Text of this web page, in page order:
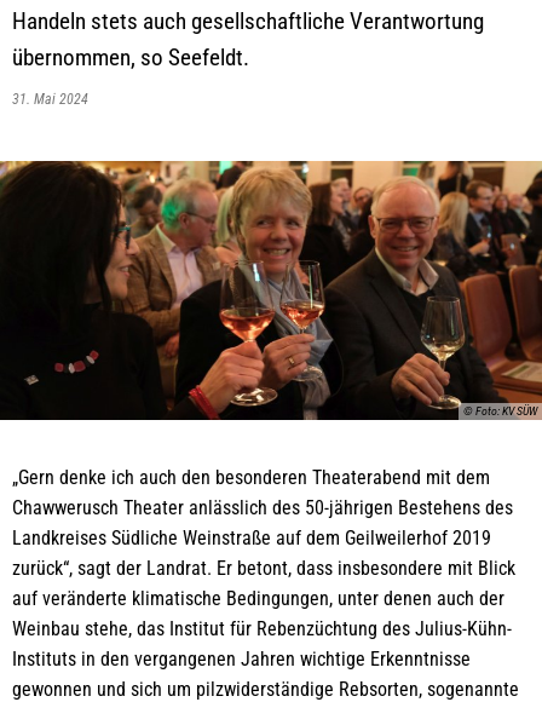
Handeln stets auch gesellschaftliche Verantwortung
übernommen, so Seefeldt.
31. Mai 2024
© Foto: KV SÜW
„Gern denke ich auch den besonderen Theaterabend mit dem
Chawwerusch Theater anlässlich des 50-jährigen Bestehens des
Landkreises Südliche Weinstraße auf dem Geilweilerhof 2019
zurück“, sagt der Landrat. Er betont, dass insbesondere mit Blick
auf veränderte klimatische Bedingungen, unter denen auch der
Weinbau stehe, das Institut für Rebenzüchtung des Julius-Kühn-
Instituts in den vergangenen Jahren wichtige Erkenntnisse
gewonnen und sich um pilzwiderständige Rebsorten, sogenannte